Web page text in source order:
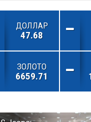
ДОЛЛАР
47.68
ЗОЛОТО
6659.71